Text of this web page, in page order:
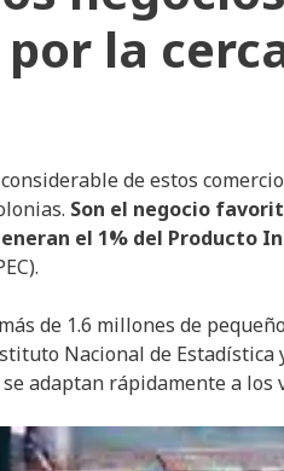
la
de estos
Son el negocio
el 1% del Producto
de 1.6 millones de
Nacional de Estadística
adaptan rápidamente a los